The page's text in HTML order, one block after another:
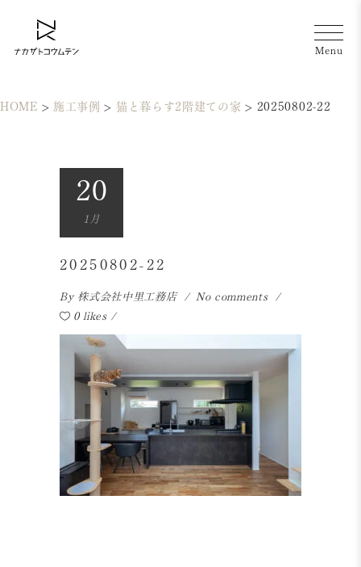
HOME > 施工事例 > 猫と暮らす2階建ての家 > 20250802-22
20
1月
20250802-22
By 株式会社中里工務店
No comments
0 likes